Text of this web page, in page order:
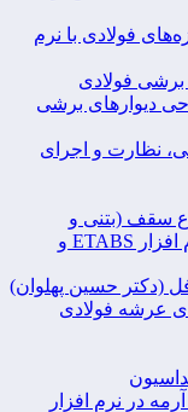
فولادی با نرم
فولادی
دیوارهای برشی
نظارت و اجرای
سقف (بتنی و
فولادی) و دیافراگم در نرم افزار ETABS و
(دکتر حسین پهلوان)
عرشه فولادی
در نرم افزار